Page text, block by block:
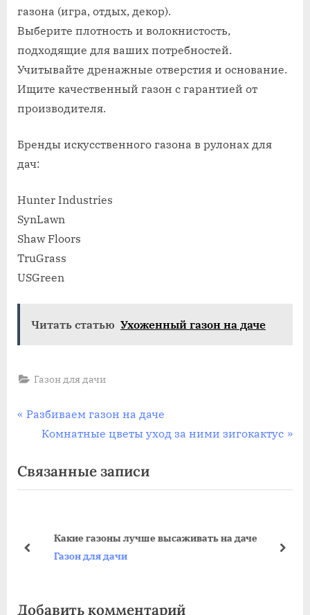
газона (игра, отдых, декор).
Выберите плотность и волокнистость,
подходящие для ваших потребностей.
Учитывайте дренажные отверстия и основание.
Ищите качественный газон с гарантией от
производителя.
Бренды искусственного газона в рулонах для
дач:
Hunter Industries
SynLawn
Shaw Floors
TruGrass
USGreen
Читать статью Ухоженный газон на даче
Газон для дачи
Навигация
записям
П
д
ы
щ
з
Разбиваем газон на даче
С
е
д
з
Комнатные цветы уход за ними зигокактус
Связанные записи
Какие газоны лучше высаживать на даче
Газон для дачи
пред
Добавить комментарий